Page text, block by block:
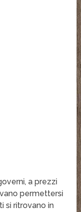
a prezzi
permettersi
si ritrovano in